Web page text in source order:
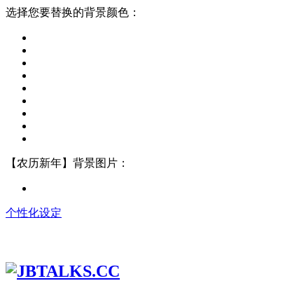
选择您要替换的背景颜色：
【农历新年】背景图片：
个性化设定